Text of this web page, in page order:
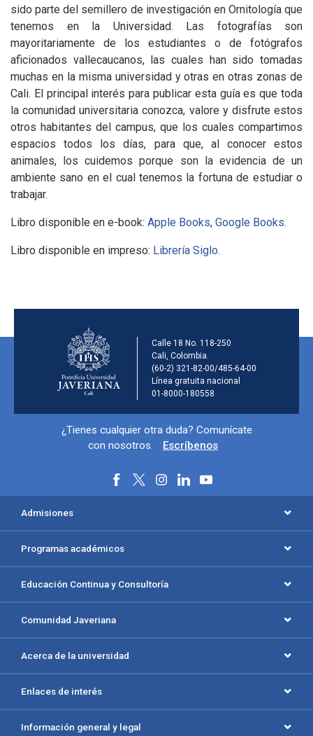
sido parte del semillero de investigación en Ornitología que
tenemos en la Universidad. Las fotografías son
mayoritariamente de los estudiantes o de fotógrafos
aficionados vallecaucanos, las cuales han sido tomadas
muchas en la misma universidad y otras en otras zonas de
Cali. El principal interés para publicar esta guía es que toda
la comunidad universitaria conozca, valore y disfrute estos
otros habitantes del campus, que los cuales compartimos
espacios todos los días, para que, al conocer estos
animales, los cuidemos porque son la evidencia de un
ambiente sano en el cual tenemos la fortuna de estudiar o
trabajar.
Libro disponible en e-book: Apple Books, Google Books.
Libro disponible en impreso: Librería Siglo.
Información de la
Calle 18 No. 118-250
Cali, Colombia.
(60-2) 321-82-00/485-64-00
Línea gratuita nacional
01-8000-180558
Información y redes sociales
¿Tienes cualquier otra duda? Comunícate
con nosotros.
Escríbenos
Menú principal del footer
Admisiones
Programas académicos
Educación Continua y Consultoría
Comunidad Javeriana
Acerca de la universidad
Enlaces de interés
Información general y legal